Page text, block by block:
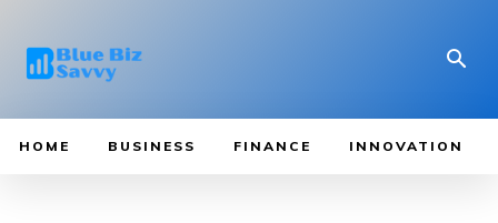
HOME BUSINESS FINANCE INNOVATION